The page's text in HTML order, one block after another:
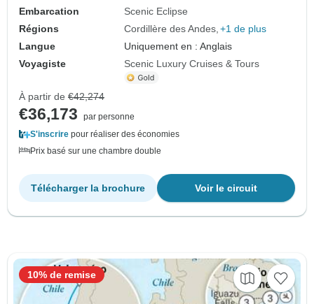
Embarcation
Scenic Eclipse
Régions
Cordillère des Andes +1 de plus
Langue
Uniquement en : Anglais
Voyagiste
Scenic Luxury Cruises & Tours
À partir de €42,274
€36,173
par personne
S'inscrire pour réaliser des économies
Prix basé sur une chambre double
Voir le circuit
Télécharger la brochure
10% de remise